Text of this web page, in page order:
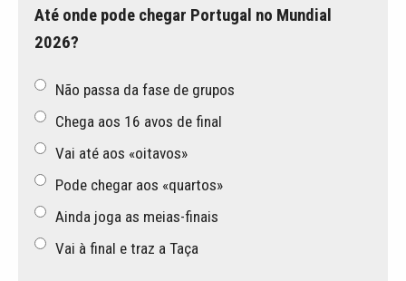
Até onde pode chegar Portugal no Mundial
2026?
Não passa da fase de grupos
Chega aos 16 avos de final
Vai até aos «oitavos»
Pode chegar aos «quartos»
Ainda joga as meias-finais
Vai à final e traz a Taça